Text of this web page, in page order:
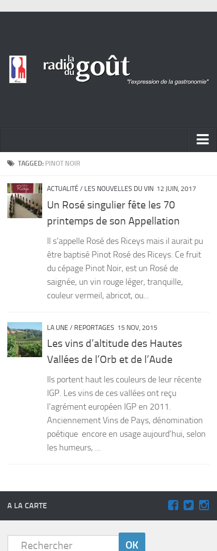
ACTUALITÉ
PORTRAITS
LIVRES
Desserts
TAGGED: PINOT NOIR
ACTUALITÉ / LES NOUVELLES DU VIN 12 JUIN, 2017
Un Rosé singulier fête les 70
printemps de son Appellation
Il s’appelle Rosé des Riceys mais il aurait pu
être baptisé Pinot Rosé des Riceys. Ce fruit
du cépage Pinot Noir, est un Rosé de
saignée, un vin rouge léger, tranquille,
couleur vermeil, abricot, ou...
LA UNE / REPORTAGES 15 NOV, 2015
Les vins d’altitude des Hautes
Vallées de l’Orb et de l’Aude
Ils portent haut les couleurs de leur récente
IGP. Les vins de ces vallées ont reçu
l’agrément européen IGP en 2011.
Anciennement Vins de Pays, dénomination
poétique encore en usage aujourd’hui, selon
les humeurs, ...
A LA CARTE